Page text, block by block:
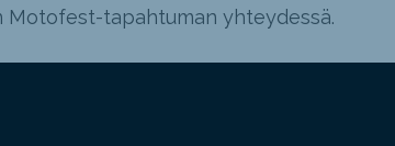
Motofest-tapahtuman yhteydessä.